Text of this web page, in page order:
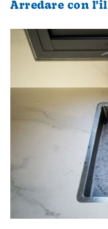
Arredare con